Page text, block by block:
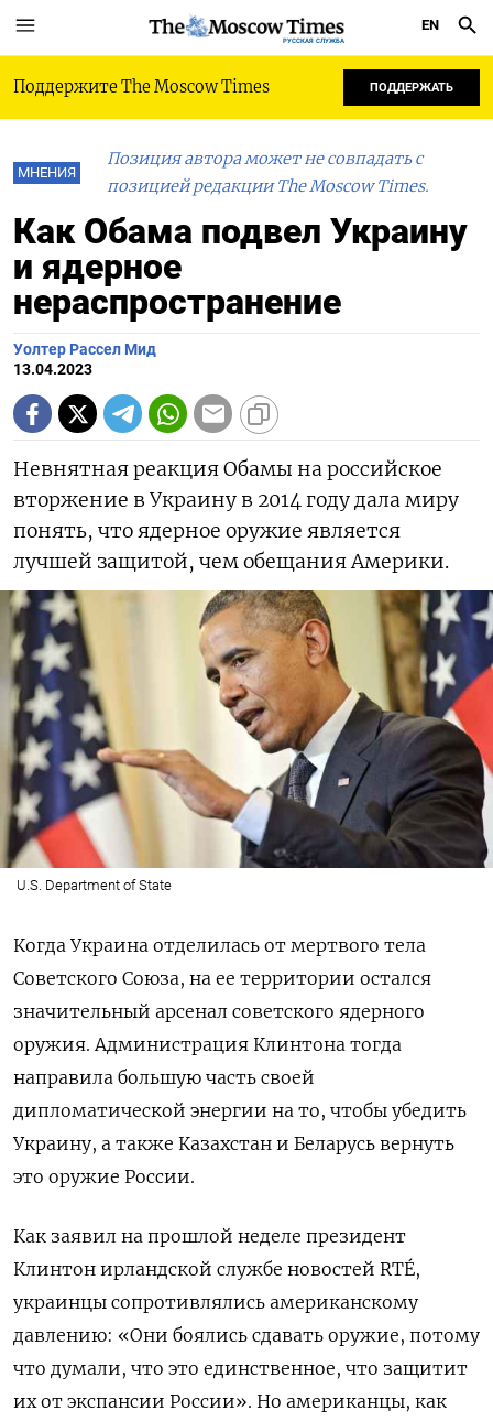
РУССКАЯ СЛУЖБА
EN
Поддержите The Moscow Times ПОДДЕРЖАТЬ
МНЕНИЯ
Позиция автора может не совпадать с
позицией редакции The Moscow Times.
Как Обама подвел Украину
и ядерное
нераспространение
Уолтер Рассел Мид
13.04.2023
Невнятная реакция Обамы на российское
вторжение в Украину в 2014 году дала миру
понять, что ядерное оружие является
лучшей защитой, чем обещания Америки.
U.S. Department of State
Когда Украина отделилась от мертвого тела
Советского Союза, на ее территории остался
значительный арсенал советского ядерного
оружия. Администрация Клинтона тогда
направила большую часть своей
дипломатической энергии на то, чтобы убедить
Украину, а также Казахстан и Беларусь вернуть
это оружие России.
Как заявил на прошлой неделе президент
Клинтон ирландской службе новостей RTÉ,
украинцы сопротивлялись американскому
давлению: «Они боялись сдавать оружие, потому
что думали, что это единственное, что защитит
их от экспансии России». Но американцы, как